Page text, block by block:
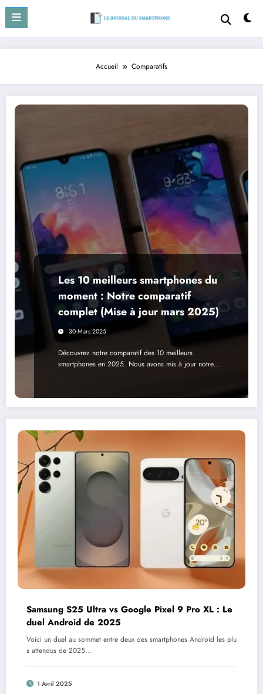
Aller
contenu
Accueil Comparatifs
Les 10 meilleurs smartphones du
moment : Notre comparatif
complet (Mise à jour mars 2025)
30 Mars 2025
Découvrez notre comparatif des 10 meilleurs
smartphones en 2025. Nous avons mis à jour notre…
Samsung S25 Ultra vs Google Pixel 9 Pro XL : Le
duel Android de 2025
Voici un duel au sommet entre deux des smartphones Android les plu
s attendus de 2025…
1 Avril 2025